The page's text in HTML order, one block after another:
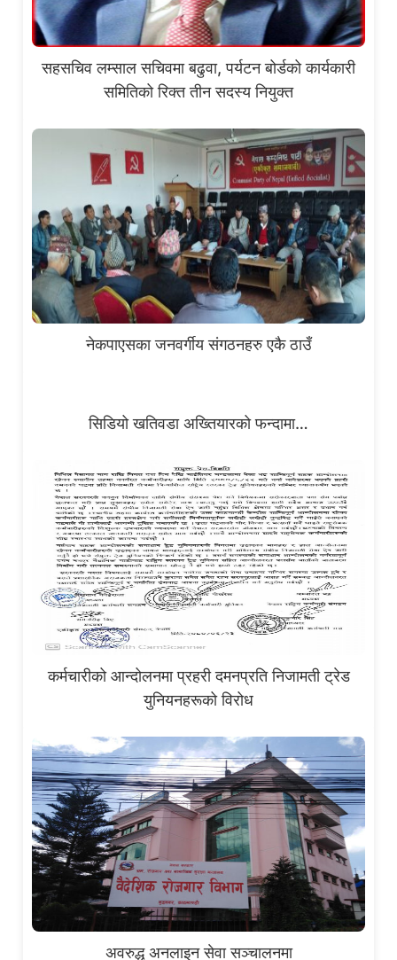
सहसचिव लम्साल सचिवमा बढुवा, पर्यटन बोर्डको कार्यकारी
समितिको रिक्त तीन सदस्य नियुक्त
नेकपाएसका जनवर्गीय संगठनहरु एकै ठाउँ
सिडियो खतिवडा अख्तियारको फन्दामा…
कर्मचारीको आन्दोलनमा प्रहरी दमनप्रति निजामती ट्रेड
युनियनहरूको विरोध
अवरुद्ध अनलाइन सेवा सञ्चालनमा